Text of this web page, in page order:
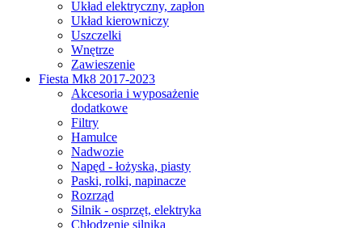
Układ elektryczny, zapłon
Układ kierowniczy
Uszczelki
Wnętrze
Zawieszenie
Fiesta Mk8 2017-2023
Akcesoria i wyposażenie
dodatkowe
Filtry
Hamulce
Nadwozie
Napęd - łożyska, piasty
Paski, rolki, napinacze
Rozrząd
Silnik - osprzęt, elektryka
Chłodzenie silnika